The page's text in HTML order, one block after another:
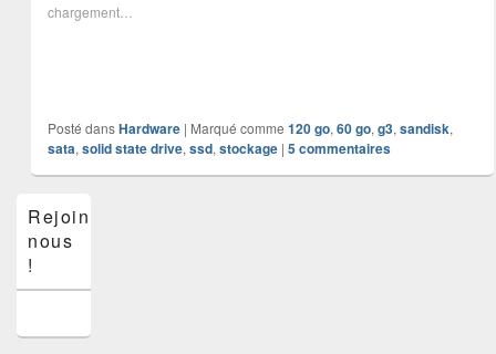
chargement…
Posté dans Hardware | Marqué comme 120 go, 60 go, g3, sandisk,
sata, solid state drive, ssd, stockage | 5commentaires
principale
de
widget
latérale
Rejoins-
nous
!